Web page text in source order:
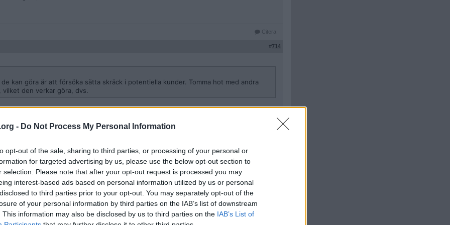
- Do Not Process My Personal Information
opt-out of the sale, sharing to third parties, or processing of your personal or
for targeted advertising by us, please use the below opt-out section to
selection. Please note that after your opt-out request is processed you may
interest-based ads based on personal information utilized by us or personal
to third parties prior to your opt-out. You may separately opt-out of the
of your personal information by third parties on the IAB’s list of downstream
This information may also be disclosed by us to third parties on the IAB’s List of
Citera
#714
kan göra är att försöka sätta skräck i potentiella kunder. Tomma hot med andra
den verkar göra, dvs.
adresser, osv), de lyssnar hans lur (ett nummer han skyltar med lite här och
drivits av anonyme Olle så hade inte Polisen lagt samma energi som de gör när
haft samma koncept men inte visat sig.
adresser, osv), de lyssnar hans lur (ett nummer han skyltar med lite här